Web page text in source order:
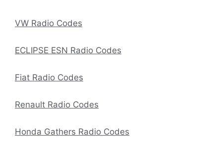
VW Radio Codes
ECLIPSE ESN Radio Codes
Fiat Radio Codes
Renault Radio Codes
Honda Gathers Radio Codes